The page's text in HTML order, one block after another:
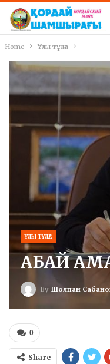
Home Ұлы тұлға
ҰЛЫ ТҰЛҒА
АБАЙ
By Шолпан
0
Share